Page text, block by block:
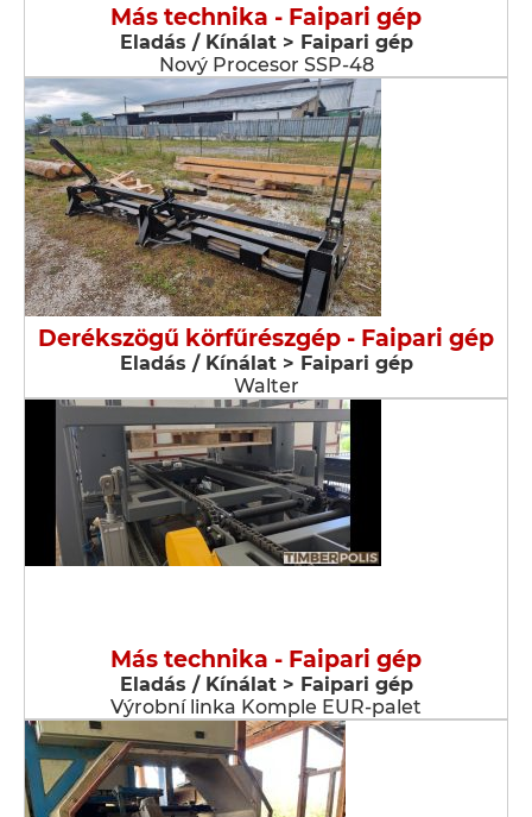
Más technika - Faipari gép
Eladás / Kínálat > Faipari gép
Nový Procesor SSP-48
Derékszögű körfűrészgép - Faipari gép
Eladás / Kínálat > Faipari gép
Walter
Más technika - Faipari gép
Eladás / Kínálat > Faipari gép
Výrobní linka Komple EUR-palet